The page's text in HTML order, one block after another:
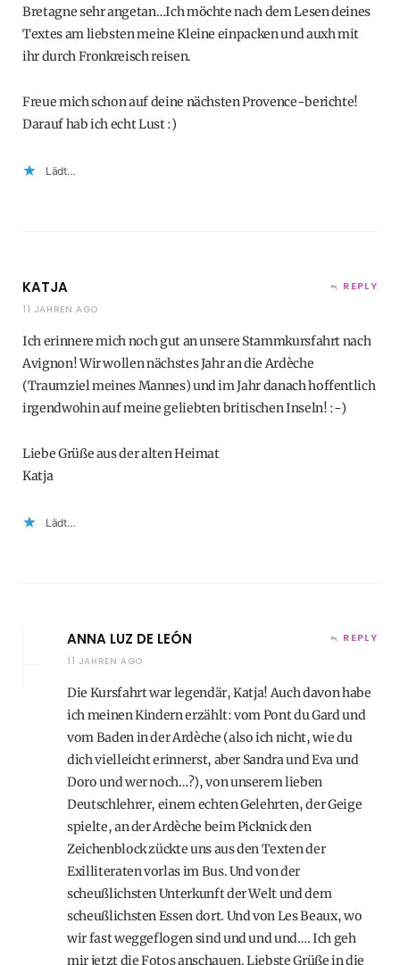
Bretagne sehr angetan…Ich möchte nach dem Lesen deines
Textes am liebsten meine Kleine einpacken und auxh mit
ihr durch Fronkreisch reisen.
Freue mich schon auf deine nächsten Provence-berichte!
Darauf hab ich echt Lust :)
Lädt…
KATJA
11 JAHREN AGO
REPLY
Ich erinnere mich noch gut an unsere Stammkursfahrt nach
Avignon! Wir wollen nächstes Jahr an die Ardèche
(Traumziel meines Mannes) und im Jahr danach hoffentlich
irgendwohin auf meine geliebten britischen Inseln! :-)
Liebe Grüße aus der alten Heimat
Katja
Lädt…
ANNA LUZ DE LEÓN
11 JAHREN AGO
REPLY
Die Kursfahrt war legendär, Katja! Auch davon habe
ich meinen Kindern erzählt: vom Pont du Gard und
vom Baden in der Ardèche (also ich nicht, wie du
dich vielleicht erinnerst, aber Sandra und Eva und
Doro und wer noch…?), von unserem lieben
Deutschlehrer, einem echten Gelehrten, der Geige
spielte, an der Ardèche beim Picknick den
Zeichenblock zückte uns aus den Texten der
Exilliteraten vorlas im Bus. Und von der
scheußlichsten Unterkunft der Welt und dem
scheußlichsten Essen dort. Und von Les Beaux, wo
wir fast weggeflogen sind und und und…. Ich geh
mir jetzt die Fotos anschauen. Liebste Grüße in die